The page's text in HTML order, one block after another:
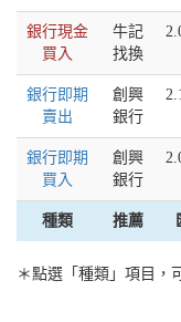
銀行現金
買入
牛記
找換
銀行即期
賣出
創興
銀行
銀行即期
買入
創興
銀行
種類 推薦
＊點選「種類」項目，